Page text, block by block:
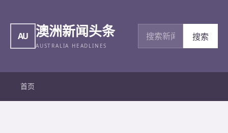
AU 澳洲新闻头条
AUSTRALIA HEADLINES
搜索新闻
搜索
首页